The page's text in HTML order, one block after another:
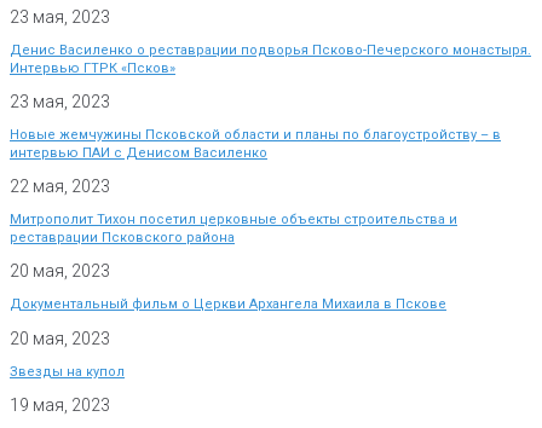
23 мая, 2023
Денис Василенко о реставрации подворья Псково-Печерского монастыря.
Интервью ГТРК «Псков»
23 мая, 2023
Новые жемчужины Псковской области и планы по благоустройству – в
интервью ПАИ с Денисом Василенко
22 мая, 2023
Митрополит Тихон посетил церковные объекты строительства и
реставрации Псковского района
20 мая, 2023
Документальный фильм о Церкви Архангела Михаила в Пскове
20 мая, 2023
Звезды на купол
19 мая, 2023